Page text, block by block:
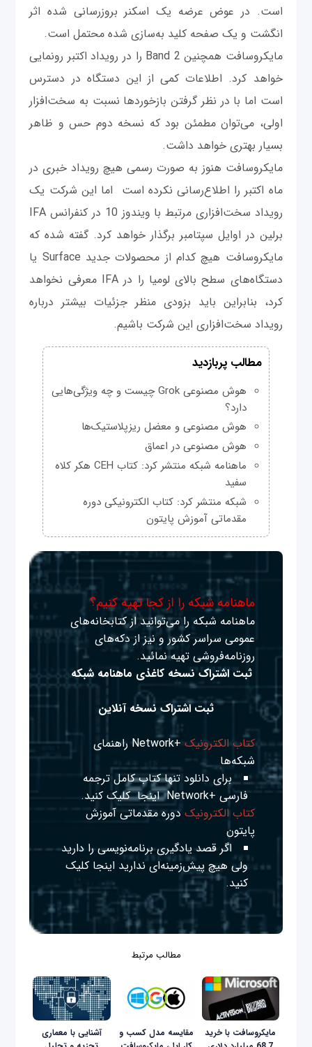
است. در عوض عرضه یک اسکنر بروزرسانی شده اثر
انگشت و یک صفحه کلید به‌سازی شده محتمل است.
مایکروسافت همچنین Band 2 را در رویداد اکتبر رونمایی
خواهد کرد. اطلاعات کمی از این دستگاه در دسترس
است اما با در نظر گرفتن بازخوردها نسبت به سخت‌افزار
اولی، می‌توان مطمئن بود که نسخه دوم حس و ظاهر
بسیار بهتری خواهد داشت.
مایکروسافت هنوز به صورت رسمی هیچ رویداد خبری در
ماه اکتبر را اطلاع‌رسانی نکرده است اما این شرکت یک
رویداد سخت‌افزاری مرتبط با ویندوز 10 در کنفرانس IFA
برلین در اوایل سپتامبر برگذار خواهد کرد. گفته شده که
مایکروسافت هیچ کدام از محصولات جدید Surface یا
دستگاه‌های سطح بالای لومیا را در IFA معرفی نخواهد
کرد، بنابراین باید بزودی منظر جزئیات بیشتر درباره
رویداد سخت‌افزاری این شرکت باشیم.
مطالب پربازدید
هوش مصنوعی Grok چیست و چه ویژگی‌هایی
دارد؟
هوش مصنوعی و معضل ریزپلاستیک‌ها
هوش مصنوعی در اعماق
ماهنامه شبکه منتشر کرد: کتاب CEH هکر کلاه
سفید
شبکه منتشر کرد: کتاب الکترونیکی دوره
مقدماتی آموزش پایتون
ماهنامه شبکه را از کجا تهیه کنیم؟
ماهنامه شبکه را می‌توانید از کتابخانه‌های
عمومی سراسر کشور و نیز از دکه‌های
روزنامه‌فروشی تهیه نمائید.
ثبت اشتراک نسخه کاغذی ماهنامه شبکه
ثبت اشتراک نسخه آنلاین
کتاب الکترونیک
+Network راهنمای
شبکه‌ها
برای دانلود تنها کتاب کامل ترجمه
فارسی +Network
اینجا کلیک کنید.
کتاب الکترونیک دوره مقدماتی آموزش
پایتون
اگر قصد یادگیری برنامه‌نویسی را دارید
ولی هیچ پیش‌زمینه‌ای نداریداینجا کلیک
کنید.
مطالب مرتبط
مایکروسافت با خرید
مقایسه مدل کسب و
آشنایى با معمارى